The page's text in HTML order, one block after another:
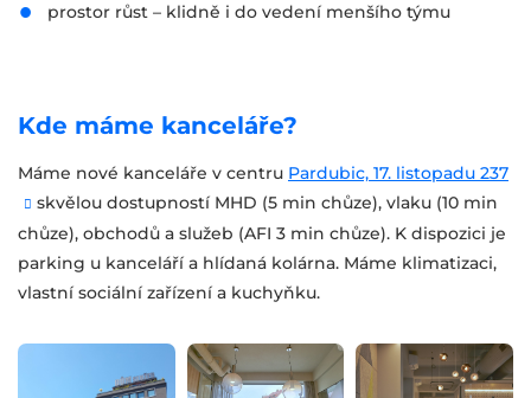
prostor růst – klidně i do vedení menšího týmu
Kde máme kanceláře?
Máme nové kanceláře v centru Pardubic, 17. listopadu 237
skvělou dostupností MHD (5 min chůze), vlaku (10 min
chůze), obchodů a služeb (AFI 3 min chůze). K dispozici je
parking u kanceláří a hlídaná kolárna. Máme klimatizaci,
vlastní sociální zařízení a kuchyňku.